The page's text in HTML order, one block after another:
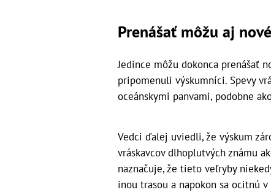
Prenášať môžu aj
Jedince môžu dokonca prenášať
pripomenuli výskumníci. Spevy
oceánskymi panvami, podobne
Vedci ďalej uviedli, že výskum
vráskavcov dlhoplutvých známu
naznačuje, že tieto veľryby
inou trasou a napokon sa ocitnú